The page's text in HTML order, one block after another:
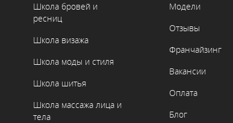
Школа бровей и
ресниц
Школа визажа
Школа моды и стиля
Школа шитья
Школа массажа лица и
тела
Модели
Отзывы
Франчайзинг
Вакансии
Оплата
Блог